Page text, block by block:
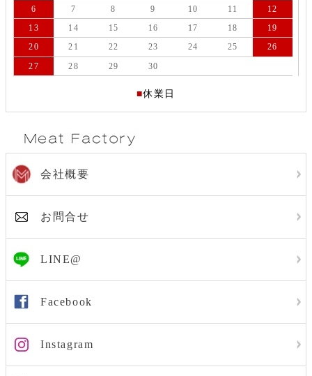
6
7 8 9 10 11
12
13
14 15 16 17 18
19
20
21 22 23 24 25
26
27
28 29 30
■休業日
会社概要
お問合せ
LINE@
Facebook
Instagram